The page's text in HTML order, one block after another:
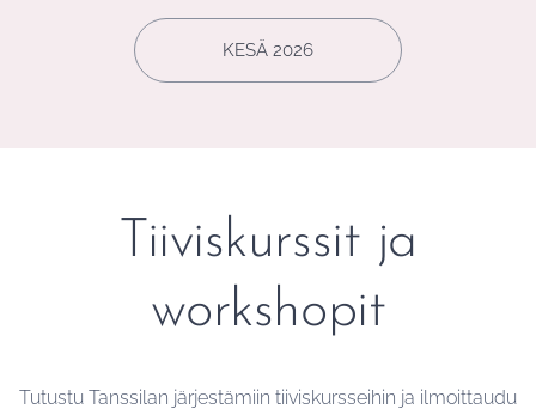
KESÄ 2026
Tiiviskurssit ja
workshopit
Tutustu Tanssilan järjestämiin tiiviskursseihin ja ilmoittaudu